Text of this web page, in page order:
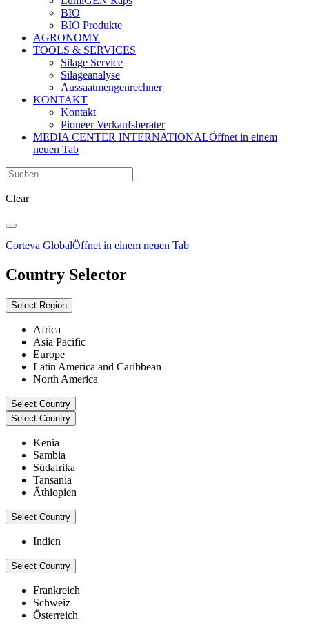
BIO
BIO Produkte
AGRONOMY
TOOLS & SERVICES
Silage Service
Silageanalyse
Aussaatmengenrechner
KONTAKT
Kontakt
Pioneer Verkaufsberater
MEDIA CENTER INTERNATIONALÖffnet in einem
neuen Tab
Clear
Corteva GlobalÖffnet in einem neuen Tab
Country Selector
Select Region
Africa
Asia Pacific
Europe
Latin America and Caribbean
North America
Select Country
Select Country
Kenia
Sambia
Südafrika
Tansania
Äthiopien
Select Country
Indien
Select Country
Frankreich
Schweiz
Österreich